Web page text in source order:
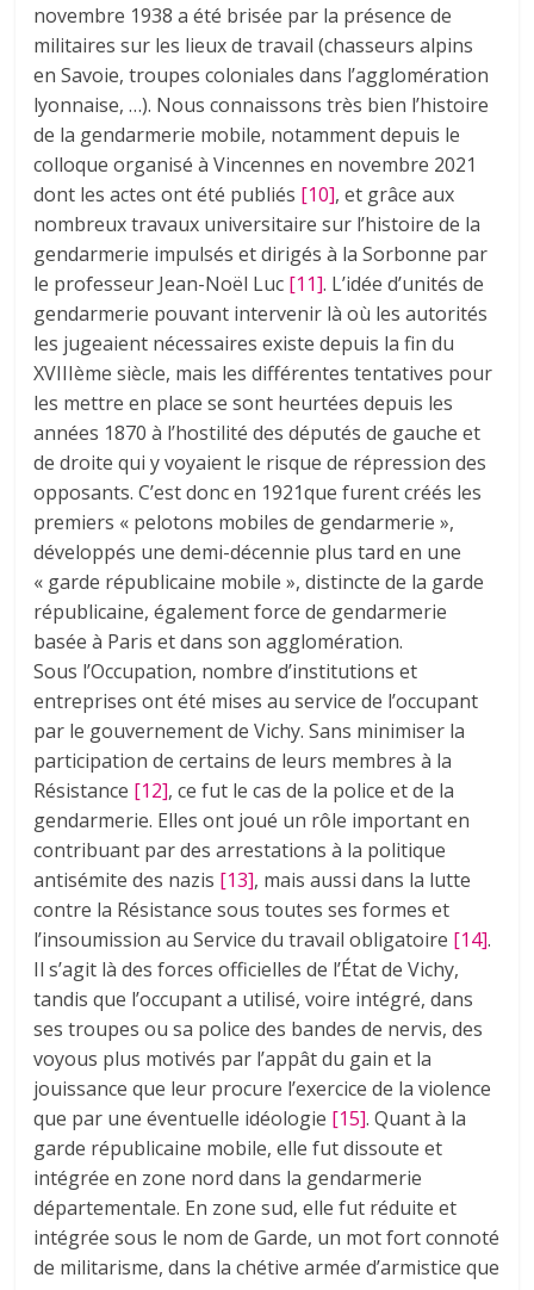
novembre 1938 a été brisée par la présence de
militaires sur les lieux de travail (chasseurs alpins
en Savoie, troupes coloniales dans l’agglomération
lyonnaise, …). Nous connaissons très bien l’histoire
de la gendarmerie mobile, notamment depuis le
colloque organisé à Vincennes en novembre 2021
dont les actes ont été publiés [10], et grâce aux
nombreux travaux universitaire sur l’histoire de la
gendarmerie impulsés et dirigés à la Sorbonne par
le professeur Jean-Noël Luc [11]. L’idée d’unités de
gendarmerie pouvant intervenir là où les autorités
les jugeaient nécessaires existe depuis la fin du
XVIIIème siècle, mais les différentes tentatives pour
les mettre en place se sont heurtées depuis les
années 1870 à l’hostilité des députés de gauche et
de droite qui y voyaient le risque de répression des
opposants. C’est donc en 1921que furent créés les
premiers « pelotons mobiles de gendarmerie »,
développés une demi-décennie plus tard en une
« garde républicaine mobile », distincte de la garde
républicaine, également force de gendarmerie
basée à Paris et dans son agglomération.
Sous l’Occupation, nombre d’institutions et
entreprises ont été mises au service de l’occupant
par le gouvernement de Vichy. Sans minimiser la
participation de certains de leurs membres à la
Résistance [12], ce fut le cas de la police et de la
gendarmerie. Elles ont joué un rôle important en
contribuant par des arrestations à la politique
antisémite des nazis [13], mais aussi dans la lutte
contre la Résistance sous toutes ses formes et
l’insoumission au Service du travail obligatoire [14].
Il s’agit là des forces officielles de l’État de Vichy,
tandis que l’occupant a utilisé, voire intégré, dans
ses troupes ou sa police des bandes de nervis, des
voyous plus motivés par l’appât du gain et la
jouissance que leur procure l’exercice de la violence
que par une éventuelle idéologie [15]. Quant à la
garde républicaine mobile, elle fut dissoute et
intégrée en zone nord dans la gendarmerie
départementale. En zone sud, elle fut réduite et
intégrée sous le nom de Garde, un mot fort connoté
de militarisme, dans la chétive armée d’armistice que